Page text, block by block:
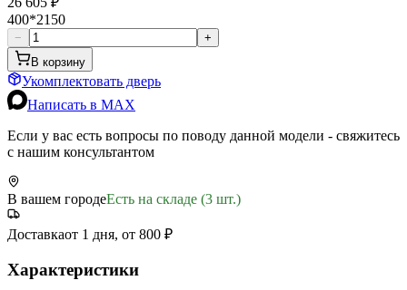
400*2150
−
+
В корзину
Укомплектовать дверь
Написать в MAX
Если у вас есть вопросы по поводу данной модели - свяжитесь
с нашим консультантом
В вашем городеЕсть на складе (3 шт.)
Доставкаот 1 дня, от 800 ₽
Характеристики